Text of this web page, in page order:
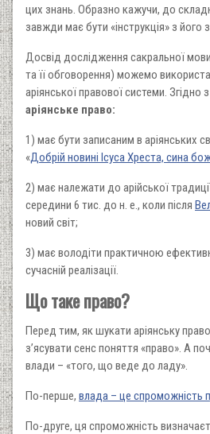
цих знань. Образно кажучи, до
завжди має бути «інструкція» з його
Досвід дослідження сакральної
та її обговорення) можемо
аріянської правової системи. Згідно
аріянське право:
1) має бути записаним в аріянських
«Добрій новині Ісуса Хреста, сина
2) має належати до арійської
середини 6 тис. до н. е., коли після
новий світ;
3) має володіти практичною
сучасній реалізації.
Що таке право?
Перед тим, як шукати аріянську
з’ясувати сенс поняття «право». А
влади – «того, що веде до ладу».
По-перше, влада – це спроможність
По-друге, ця спроможність